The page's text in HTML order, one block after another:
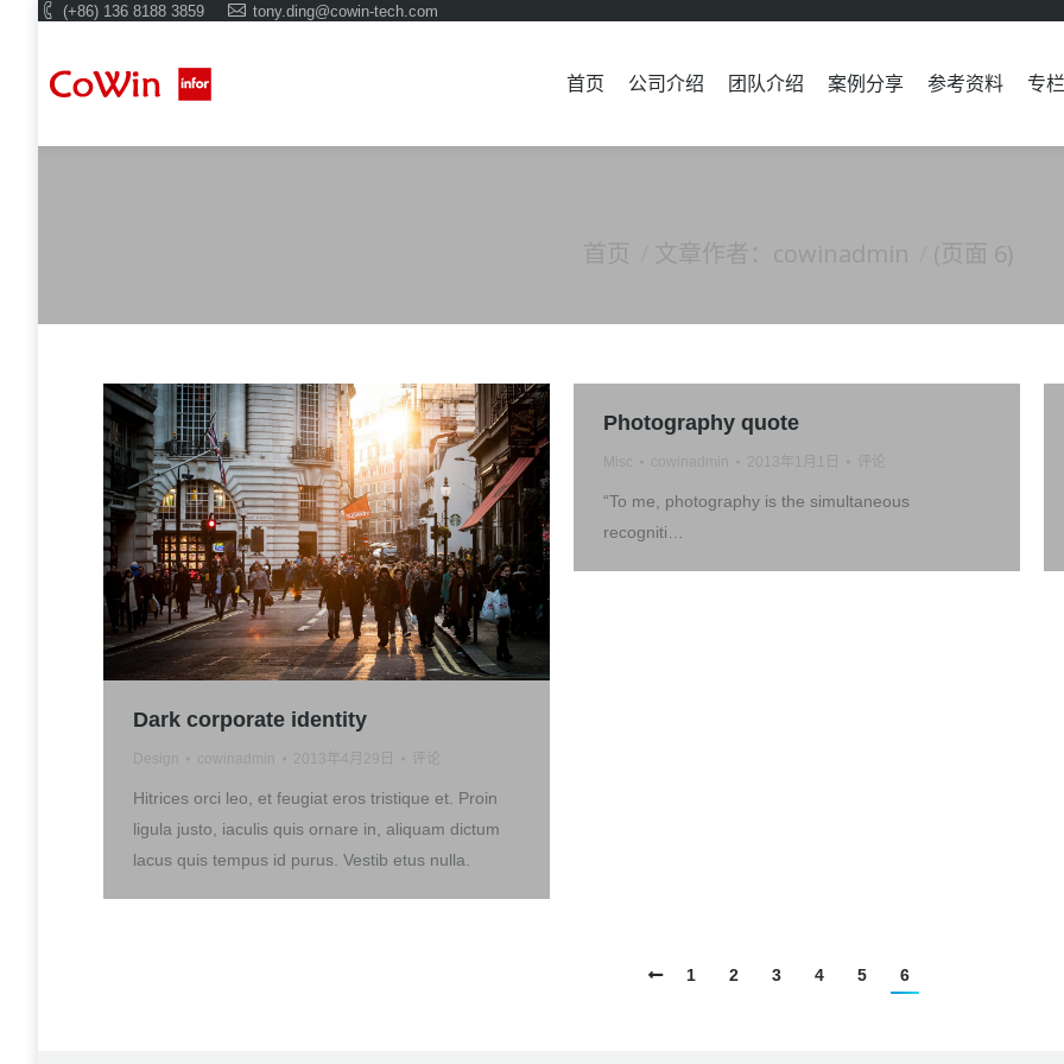
(+86) 136 8188 3859 tony.ding@cowin-tech.com
首页 公司介绍 团队介绍 案例分享 参考资料 专
您在这里：
首页 文章作者：cowinadmin (页面 6)
Dark corporate identity
Design cowinadmin 2013年4月29日
Hitrices orci leo, et feugiat eros tristique et. Proin
ligula justo, iaculis quis ornare in, aliquam dictum
lacus quis tempus id purus. Vestib etus nulla.
Photography quote
cowinadmin 2013年1月1日
“To me, photography is the simultaneous
recogniti…
1 2 3 4 5 6